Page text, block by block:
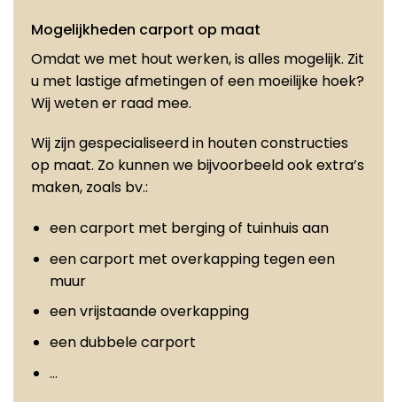
Mogelijkheden carport op maat
Omdat we met hout werken, is alles mogelijk. Zit
u met lastige afmetingen of een moeilijke hoek?
Wij weten er raad mee.
Wij zijn gespecialiseerd in houten constructies
op maat. Zo kunnen we bijvoorbeeld ook extra’s
maken, zoals bv.:
een carport met berging of tuinhuis aan
een carport met overkapping tegen een
muur
een vrijstaande overkapping
een dubbele carport
…